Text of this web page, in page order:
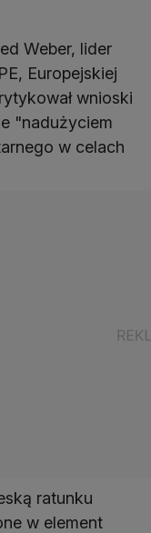
Weber, lider
Europejskiej
wnioski
"nadużyciem
w celach
ratunku
w element